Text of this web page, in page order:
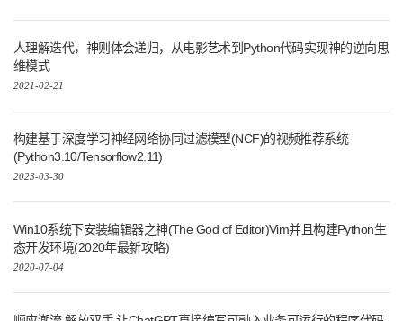
人理解迭代，神则体会递归，从电影艺术到Python代码实现神的逆向思
维模式
2021-02-21
构建基于深度学习神经网络协同过滤模型(NCF)的视频推荐系统
(Python3.10/Tensorflow2.11)
2023-03-30
Win10系统下安装编辑器之神(The God of Editor)Vim并且构建Python生
态开发环境(2020年最新攻略)
2020-07-04